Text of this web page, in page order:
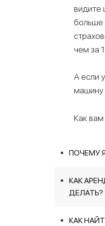
видите
больше
чем за
А если
машину
Как вам
ПОЧЕМУ
КАК
ДЕЛАТЬ?
КАК